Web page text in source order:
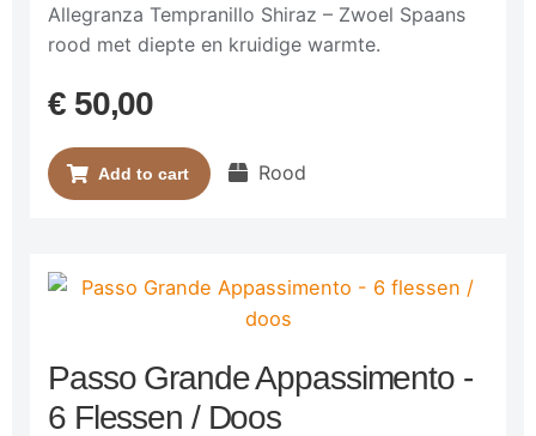
Allegranza Tempranillo Shiraz – Zwoel Spaans
rood met diepte en kruidige warmte.
€50,00
Add to cart Rood
Passo Grande Appassimento -
6 Flessen / Doos